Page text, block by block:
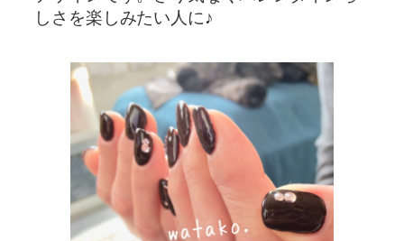
しさを楽しみたい人に♪